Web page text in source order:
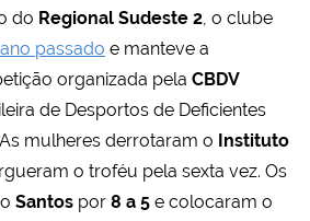
do Regional Sudeste 2, o clube
passado e manteve a
organizada pela CBDV
de Desportos de Deficientes
mulheres derrotaram o Instituto
o troféu pela sexta vez. Os
Santos por 8 a 5 e colocaram o